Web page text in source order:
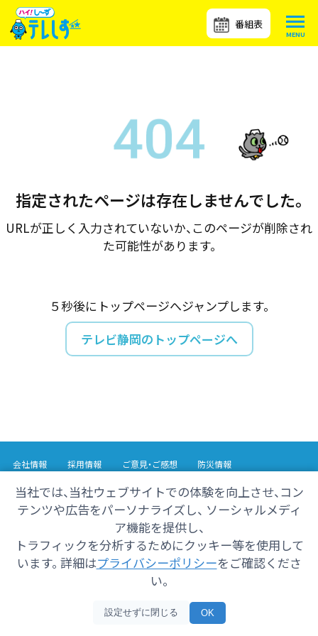
番組表
当社では、当社ウェブサイトでの体験を向上させ、コン
テンツや広告をパーソナライズし、 ソーシャルメディ
ア機能を提供し、
トラフィックを分析するためにクッキー等を使用して
います。 詳細はプライバシーポリシーをご確認くださ
い。
設定せずに閉じる OK
指定されたページは存在しませんでした。
URLが正しく入力されていないか、このページが削除され
た可能性があります。
５秒後にトップページへジャンプします。
テレビ静岡のトップページへ
会社情報 採用情報 ご意見・ご感想
防災情報
Copyright© 2025 SHIZUOKA TELECASTING Co.,Ltd.
All Rights Reserved.